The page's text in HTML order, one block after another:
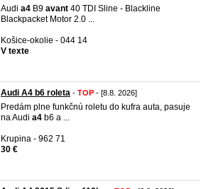
Audi a4 B9 avant 40 TDI Sline - Blackline
Blackpacket Motor 2.0 ...
Košice-okolie - 044 14
V texte
Audi A4 b6 roleta - TOP - [8.8. 2026]
Predám plne funkčnú roletu do kufra auta, pasuje
na Audi a4 b6 a ...
Krupina - 962 71
30 €